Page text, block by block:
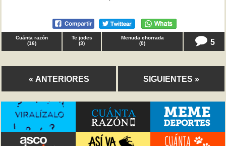
Cuánta razón
(16)
Te jodes
(3)
Menuda chorrada
(0) 5
« ANTERIORES SIGUIENTES »